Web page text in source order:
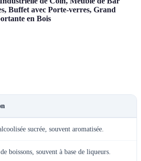
Buffet avec Porte-verres, Grand
en Bois
sucrée, souvent aromatisée.
boissons, souvent à base de liqueurs.